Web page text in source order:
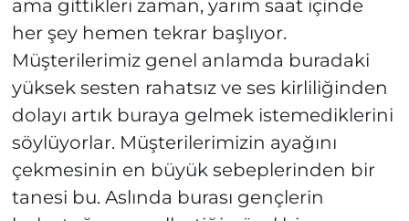
ama gittikleri zaman, yarım saat içinde
her şey hemen tekrar başlıyor.
Müşterilerimiz genel anlamda buradaki
yüksek sesten rahatsız ve ses kirliliğinden
dolayı artık buraya gelmek istemediklerini
söylüyorlar. Müşterilerimizin ayağını
çekmesinin en büyük sebeplerinden bir
tanesi bu. Aslında burası gençlerin